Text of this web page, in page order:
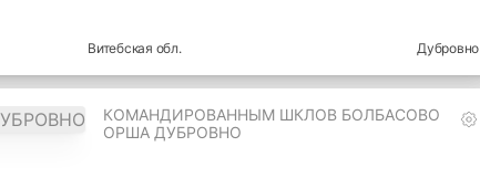
Витебская обл. Дубровно
КОМАНДИРОВАННЫМ ШКЛОВ БОЛБАСОВО
ОРША ДУБРОВНО